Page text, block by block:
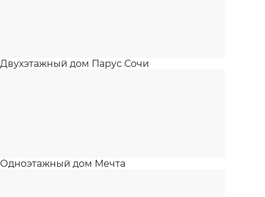
Двухэтажный дом Парус Сочи
Одноэтажный дом Мечта